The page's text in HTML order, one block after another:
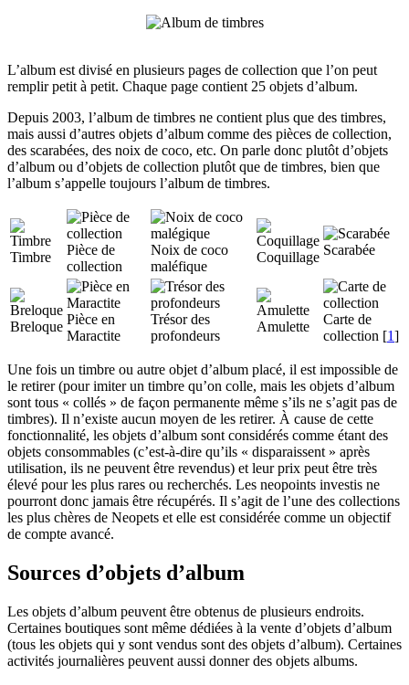
L’album est divisé en plusieurs pages de collection que l’on peut
remplir petit à petit. Chaque page contient 25 objets d’album.
Depuis 2003, l’album de timbres ne contient plus que des timbres,
mais aussi d’autres objets d’album comme des pièces de collection,
des scarabées, des noix de coco, etc. On parle donc plutôt d’objets
d’album ou d’objets de collection plutôt que de timbres, bien que
l’album s’appelle toujours l’album de timbres.
Timbre
Pièce de
collection
Noix de coco
maléfique
Coquillage Scarabée
Breloque Pièce en
Maractite
Trésor des
profondeurs
Amulette
Carte de
collection [1]
Une fois un timbre ou autre objet d’album placé, il est impossible de
le retirer (pour imiter un timbre qu’on colle, mais les objets d’album
sont tous « collés » de façon permanente même s’ils ne s’agit pas de
timbres). Il n’existe aucun moyen de les retirer. À cause de cette
fonctionnalité, les objets d’album sont considérés comme étant des
objets consommables (c’est-à-dire qu’ils « disparaissent » après
utilisation, ils ne peuvent être revendus) et leur prix peut être très
élevé pour les plus rares ou recherchés. Les neopoints investis ne
pourront donc jamais être récupérés. Il s’agit de l’une des collections
les plus chères de Neopets et elle est considérée comme un objectif
de compte avancé.
Sources d’objets d’album
Les objets d’album peuvent être obtenus de plusieurs endroits.
Certaines boutiques sont même dédiées à la vente d’objets d’album
(tous les objets qui y sont vendus sont des objets d’album). Certaines
activités journalières peuvent aussi donner des objets albums.